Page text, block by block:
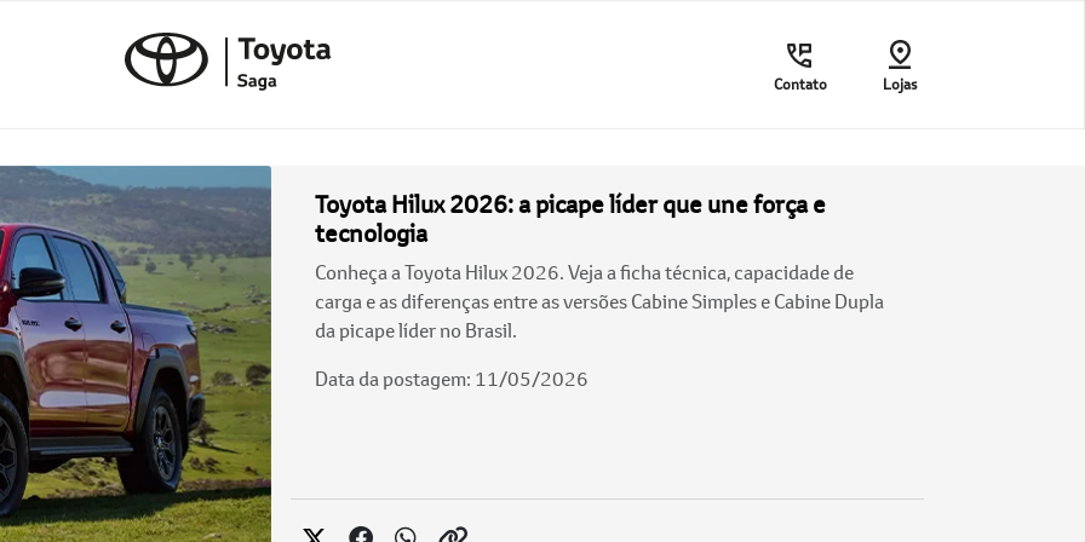
Contato Lojas
Toyota Hilux 2026: a picape líder que une força e
tecnologia
Conheça a Toyota Hilux 2026. Veja a ficha técnica, capacidade de
carga e as diferenças entre as versões Cabine Simples e Cabine Dupla
da picape líder no Brasil.
Data da postagem: 11/05/2026